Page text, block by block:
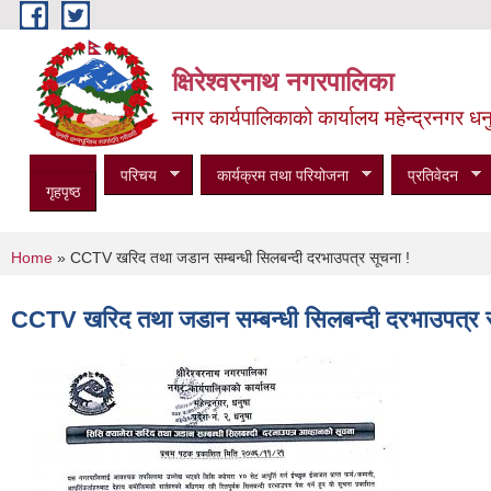
Skip to main content
क्षिरेश्वरनाथ नगरपालिका
नगर कार्यपालिकाको कार्यालय महेन्द्रनगर
गृहपृष्ठ
परिचय कार्यक्रम तथा परियोजना प्रतिवेदन
You are here
Home » CCTV खरिद तथा जडान सम्बन्धी सिलबन्दी दरभाउपत्र सूचना !
CCTV खरिद तथा जडान सम्बन्धी सिलबन्दी दरभाउपत्र